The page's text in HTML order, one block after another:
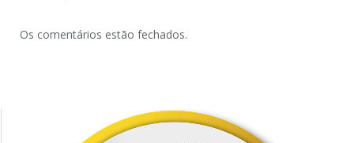
Os comentários estão fechados.